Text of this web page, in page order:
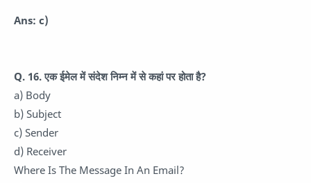
Ans: c)
Q. 16. एक ईमेल में संदेश निम्न में से कहां पर होता है?
a) Body
b) Subject
c) Sender
d) Receiver
Where Is The Message In An Email?